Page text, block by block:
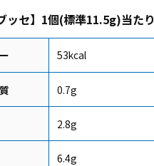
ッセ】1個(標準11.5g)当たり
53kcal
0.7g
2.8g
6.4g